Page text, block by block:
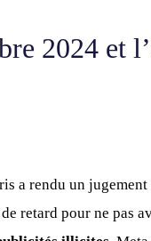
2024 et
a rendu un jugement
retard pour ne pas